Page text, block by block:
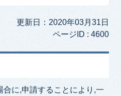
更新日：2020年03月31日
ページID : 4600
に,申請することにより,一